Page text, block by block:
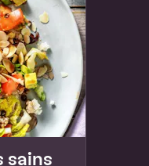
sains